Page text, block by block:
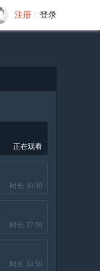
注册 / 登录
正在观看
时长 30:30
时长 37:59
时长 34:59